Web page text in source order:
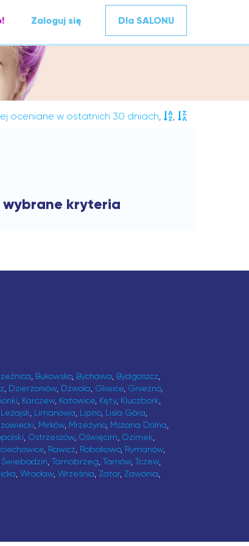
Zaloguj się Dla SALONU
oceniane w ostatnich 30 dniach, ,
wybrane kryteria
Bukowsko, Bychawa Bydgoszcz
Dzierżoniów, Dzwola Gliwice, Gniezno,
Karczew Katowice Kęty, Kluczbork
Leżajsk Limanowa Lipno, Lisia Góra
Mirków, Mrzeżyno, Mszana Dolna
Ostrzeszów, Oświęcim Ozimek
, Rawicz Robakowo, Rymanów,
Świebodzin Tarnobrzeg Tarnów, Tczew,
Wrocław Września Zator Zawonia